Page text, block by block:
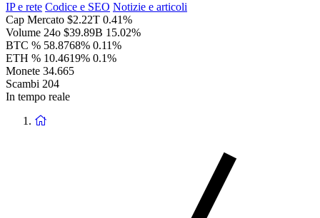
IP e rete Codice e SEO Notizie e articoli
Cap Mercato $2.22T 0.41%
Volume 24o $39.89B 15.02%
BTC % 58.8768% 0.11%
ETH % 10.4619% 0.1%
Monete 34.665
Scambi 204
In tempo reale